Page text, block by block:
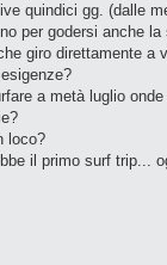
quindici gg. (dalle
per godersi anche
giro direttamente
a metà luglio
loco?
il primo surf trip...